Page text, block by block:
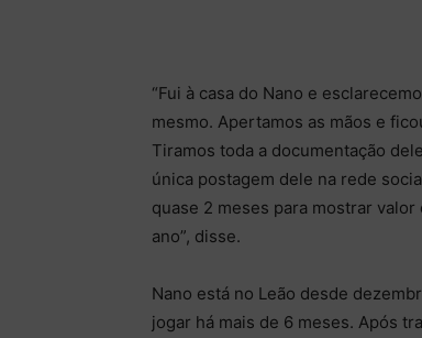
“Fui à casa do Nano e
mesmo. Apertamos as mãos e
Tiramos toda a documentação
única postagem dele na rede
quase 2 meses para mostrar
ano”, disse.
Nano está no Leão desde
jogar há mais de 6 meses. Após